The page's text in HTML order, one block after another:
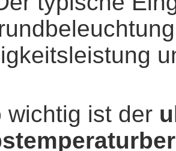
wichtig ist der